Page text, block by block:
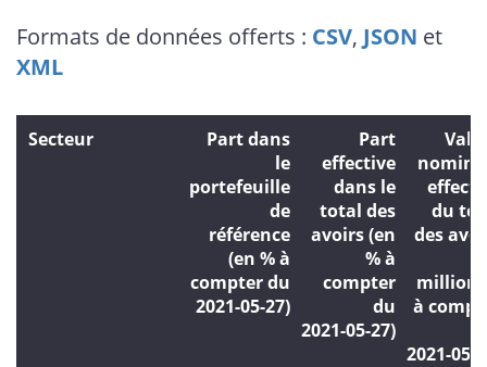
Formats de données offerts : CSV, JSON et
XML
Secteur
Part dans
le
portefeuille
de
référence
(en % à
compter du
2021-05-27)
Part
effective
dans le
total des
avoirs (en
% à
compter
du
2021-05-27)
du
des
à
2021-05-